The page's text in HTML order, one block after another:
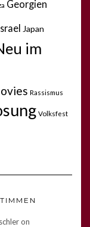
Georgien
Japan
im
Rassismus
Volksfest
on